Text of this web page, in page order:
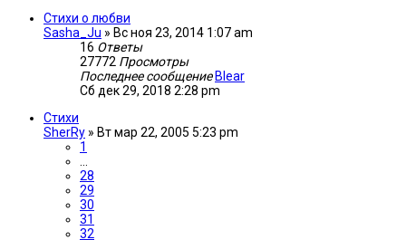
Стихи о любви
Sasha_Ju » Вс ноя 23, 2014 1:07 am
16 Ответы
27772 Просмотры
Последнее сообщение Blear
Сб дек 29, 2018 2:28 pm
Стихи
SherRy » Вт мар 22, 2005 5:23 pm
1
28
29
30
31
32